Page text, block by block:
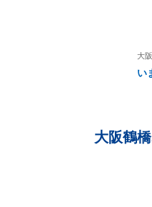
大
い
大阪鶴